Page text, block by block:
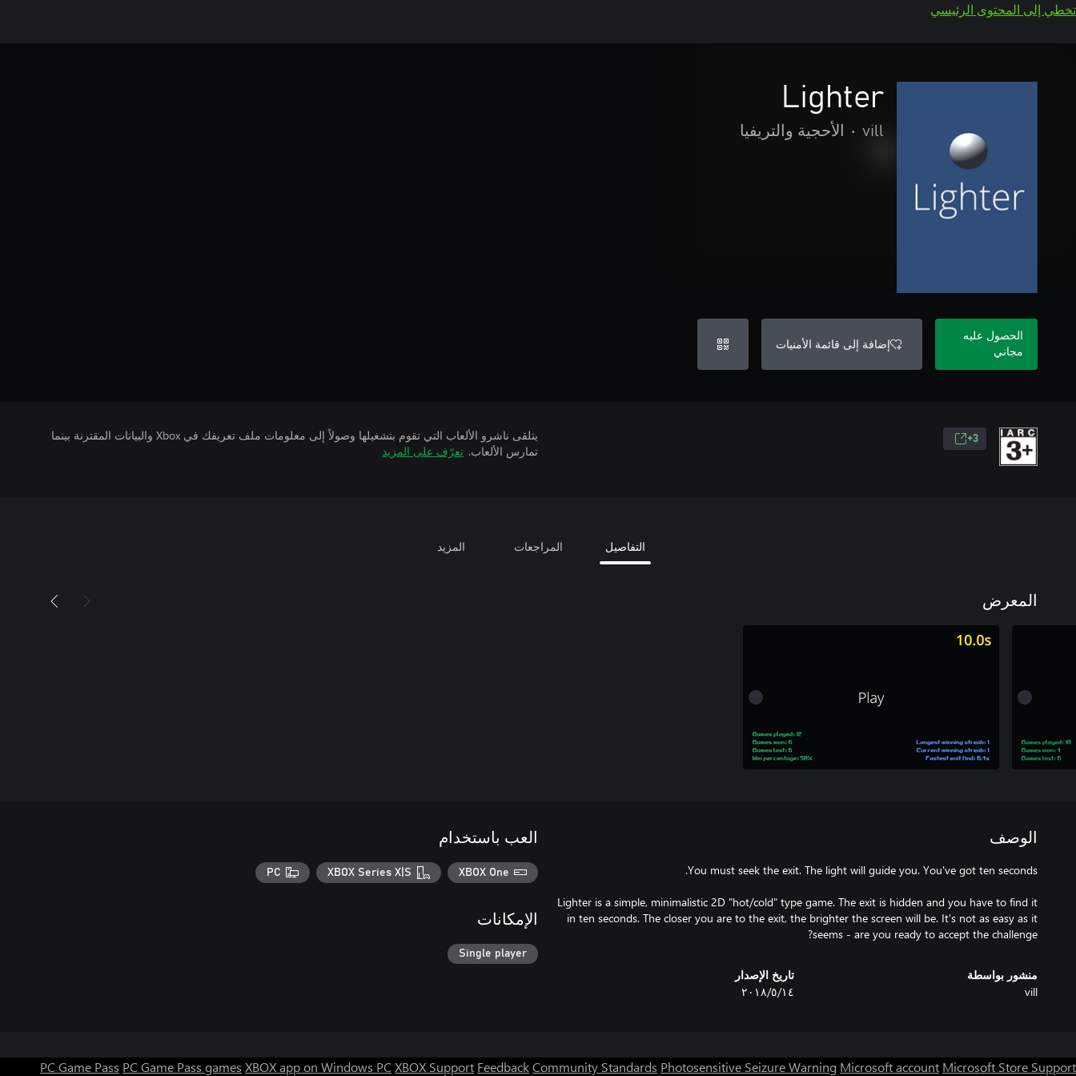
تخطي إلى المحتوى الرئيسي
Lighter
vill
• الأحجية والتريفيا
الحصول عليه
مجاني
إضافة إلى قائمة الأمنيات
3+
يتلقى ناشرو الألعاب التي تقوم بتشغيلها وصولاً إلى معلومات ملف تعريفك في Xbox والبيانات المقترنة بينما
تمارس الألعاب. تعرّف على المزيد
التفاصيل المراجعات المزيد
المعرض
الوصف
Lighter is a simple, minimalistic 2D "hot/cold" type game. The exit is hidden and you have to find it
in ten seconds. The closer you are to the exit, the brighter the screen will be. It's not as easy as it
seems - are you ready to accept the challenge?
منشور بواسطة
vill
تاريخ الإصدار
١٤‏/٥‏/٢٠١٨
العب باستخدام
XBOX One
XBOX Series X|S
PC
الإمكانات
Single player
PC Game Pass PC Game Pass games XBOX app on Windows PC XBOX Support FeedbackCommunity Standards Photosensitive Seizure Warning Microsoft account Microsoft Store Support